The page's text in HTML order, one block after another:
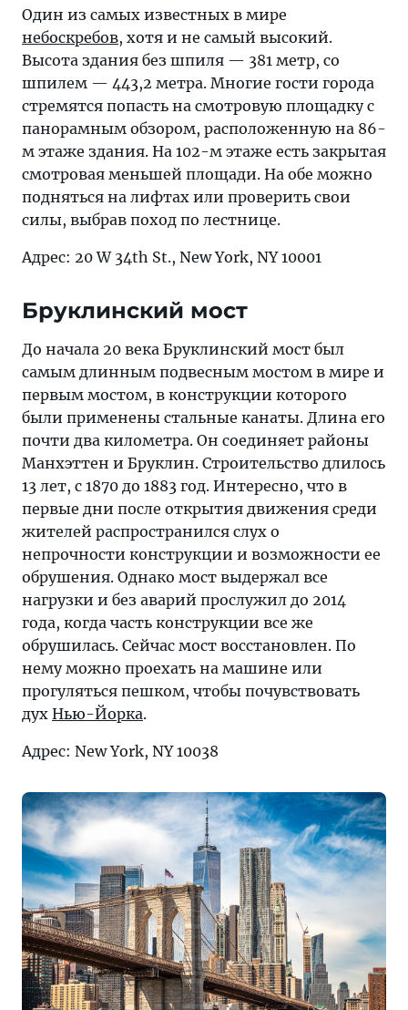
Один из самых известных в мире
небоскребов, хотя и не самый высокий.
Высота здания без шпиля — 381 метр, со
шпилем — 443,2 метра. Многие гости города
стремятся попасть на смотровую площадку с
панорамным обзором, расположенную на 86-
м этаже здания. На 102-м этаже есть закрытая
смотровая меньшей площади. На обе можно
подняться на лифтах или проверить свои
силы, выбрав поход по лестнице.
Адрес: 20 W 34th St., New York, NY 10001
Бруклинский мост
До начала 20 века Бруклинский мост был
самым длинным подвесным мостом в мире и
первым мостом, в конструкции которого
были применены стальные канаты. Длина его
почти два километра. Он соединяет районы
Манхэттен и Бруклин. Строительство длилось
13 лет, с 1870 до 1883 год. Интересно, что в
первые дни после открытия движения среди
жителей распространился слух о
непрочности конструкции и возможности ее
обрушения. Однако мост выдержал все
нагрузки и без аварий прослужил до 2014
года, когда часть конструкции все же
обрушилась. Сейчас мост восстановлен. По
нему можно проехать на машине или
прогуляться пешком, чтобы почувствовать
дух Нью-Йорка.
Адрес: New York, NY 10038